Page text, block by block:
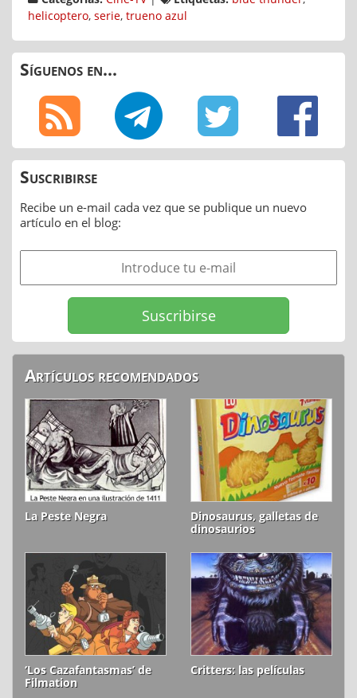
helicoptero, serie, trueno azul
Síguenos en...
Suscribirse
Recibe un e-mail cada vez que se publique un nuevo
artículo en el blog:
Artículos recomendados
La Peste Negra
Dinosaurus, galletas de
dinosaurios
‘Los Cazafantasmas’ de
Filmation
Critters: las películas